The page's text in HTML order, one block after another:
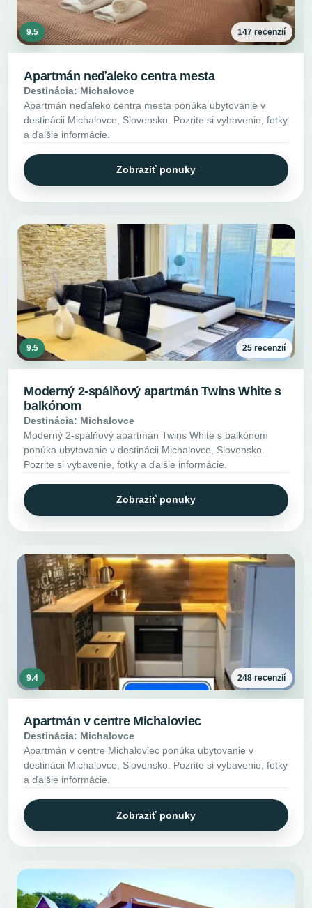
9.5 147 recenzií
Apartmán neďaleko centra mesta
Destinácia: Michalovce
Apartmán neďaleko centra mesta ponúka ubytovanie v
destinácii Michalovce, Slovensko. Pozrite si vybavenie, fotky
a ďalšie informácie.
Zobraziť ponuky
9.5 25 recenzií
Moderný 2-spálňový apartmán Twins White s
balkónom
Destinácia: Michalovce
Moderný 2-spálňový apartmán Twins White s balkónom
ponúka ubytovanie v destinácii Michalovce, Slovensko.
Pozrite si vybavenie, fotky a ďalšie informácie.
Zobraziť ponuky
9.4 248 recenzií
Apartmán v centre Michaloviec
Destinácia: Michalovce
Apartmán v centre Michaloviec ponúka ubytovanie v
destinácii Michalovce, Slovensko. Pozrite si vybavenie, fotky
a ďalšie informácie.
Zobraziť ponuky